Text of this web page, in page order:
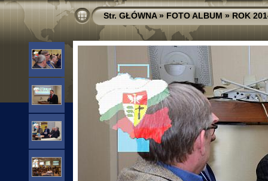
Str. GŁÓWNA»FOTO ALBUM»ROK